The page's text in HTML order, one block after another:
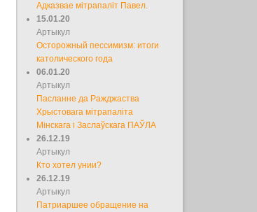
Адказвае мітрапаліт Павел.
15.01.20
Артыкул
Осторожный пессимизм: итоги
католического года
06.01.20
Артыкул
Пасланне да Ражджаства
Хрыстовага мітрапаліта
Мінскага і Заслаўскага ПАЎЛА
26.12.19
Артыкул
Кто хотел унии?
26.12.19
Артыкул
Патриаршее обращение на